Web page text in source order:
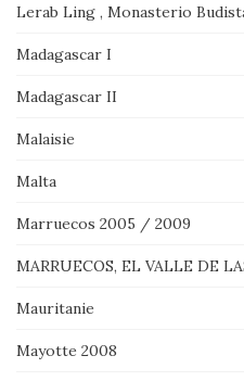
Lerab Ling , Monasterio
Madagascar I
Madagascar II
Malaisie
Malta
Marruecos 2005 / 2009
MARRUECOS, EL VALLE DE
Mauritanie
Mayotte 2008